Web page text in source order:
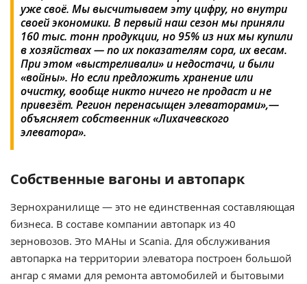
уже своё. Мы высчитываем эту цифру, но внутри
своей экономики. В первый наш сезон мы приняли
160 тыс. тонн продукции, но 95% из них мы купили
в хозяйствах — по их показателям сора, их весам.
При этом «выстреливали» и недостачи, и были
«войны». Но если предложить хранение или
очистку, вообще никто ничего не продаст и не
привезёт. Регион перенасыщен элеваторами»,—
объясняет собственник «Лихачевского
элеватора».
Собственные вагоны и автопарк
Зернохранилище — это не единственная составляющая
бизнеса. В составе компании автопарк из 40
зерновозов. Это МАНы и Scania. Для обслуживания
автопарка на территории элеватора построен большой
ангар с ямами для ремонта автомобилей и бытовыми